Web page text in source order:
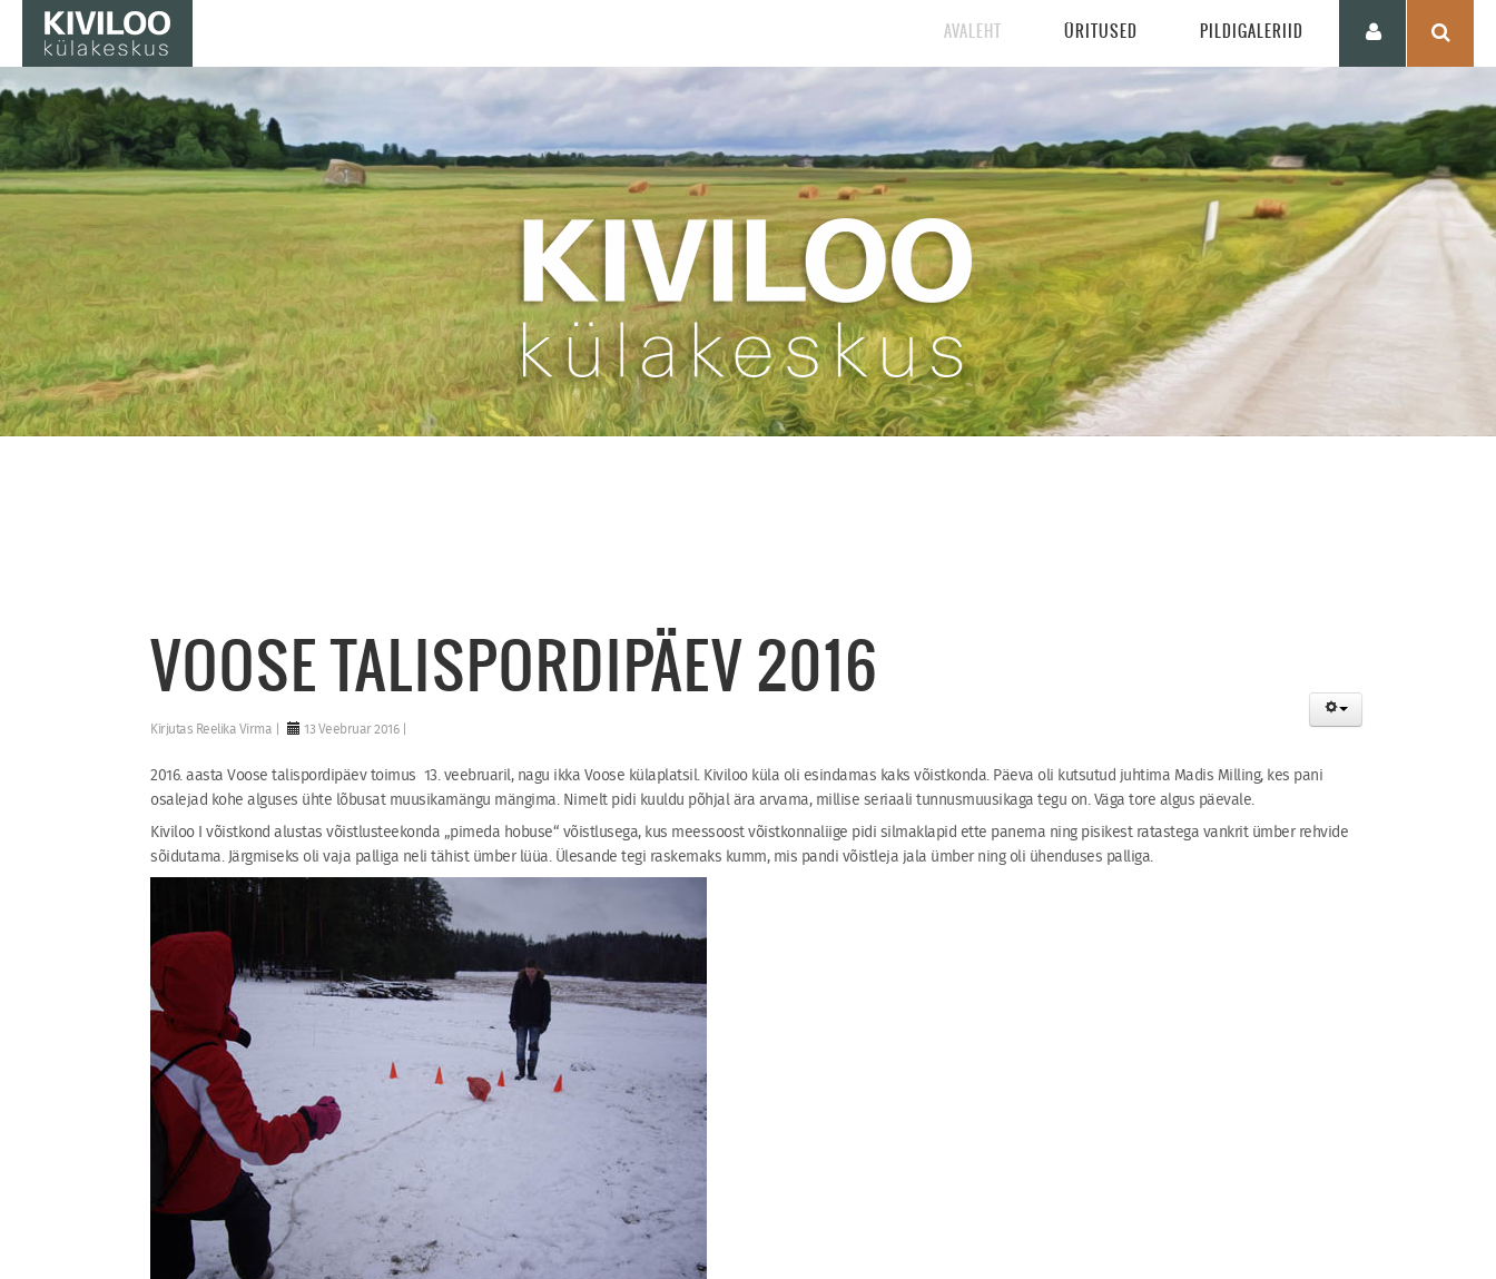
AVALEHT ÜRITUSED PILDIGALERIID
VOOSE TALISPORDIPÄEV 2016
Kirjutas Reelika Virma 13 Veebruar 2016
2016. aasta Voose talispordipäev toimus 13. veebruaril, nagu ikka Voose külaplatsil. Kiviloo küla oli esindamas kaks võistkonda. Päeva oli kutsutud juhtima Madis Milling, kes pani
osalejad kohe alguses ühte lõbusat muusikamängu mängima. Nimelt pidi kuuldu põhjal ära arvama, millise seriaali tunnusmuusikaga tegu on. Väga tore algus päevale.
Kiviloo I võistkond alustas võistlusteekonda „pimeda hobuse“ võistlusega, kus meessoost võistkonnaliige pidi silmaklapid ette panema ning pisikest ratastega vankrit ümber rehvide
sõidutama. Järgmiseks oli vaja palliga neli tähist ümber lüüa. Ülesande tegi raskemaks kumm, mis pandi võistleja jala ümber ning oli ühenduses palliga.